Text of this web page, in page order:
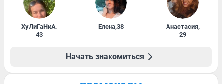
ХуЛиГаНкА,
43
Елена,38 Анастасия,
29
Начать знакомиться